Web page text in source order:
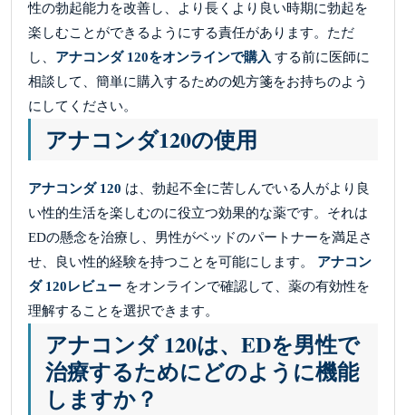
性の勃起能力を改善し、より長くより良い時期に勃起を
楽しむことができるようにする責任があります。ただ
し、 アナコンダ 120をオンラインで購入 する前に医師に
相談して、簡単に購入するための処方箋をお持ちのよう
にしてください。
アナコンダ120の使用
アナコンダ 120 は、勃起不全に苦しんでいる人がより良
い性的生活を楽しむのに役立つ効果的な薬です。それは
EDの懸念を治療し、男性がベッドのパートナーを満足さ
せ、良い性的経験を持つことを可能にします。 アナコン
ダ 120レビュー をオンラインで確認して、薬の有効性を
理解することを選択できます。
アナコンダ 120は、EDを男性で
治療するためにどのように機能
しますか？